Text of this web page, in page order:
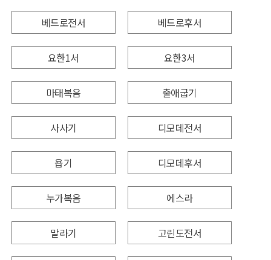
베드로전서 베드로후서
요한1서 요한3서
마태복음 출애굽기
사사기 디모데전서
욥기 디모데후서
누가복음 에스라
말라기 고린도전서